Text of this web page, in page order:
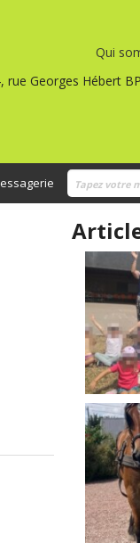
Qui
rue Georges Hébert